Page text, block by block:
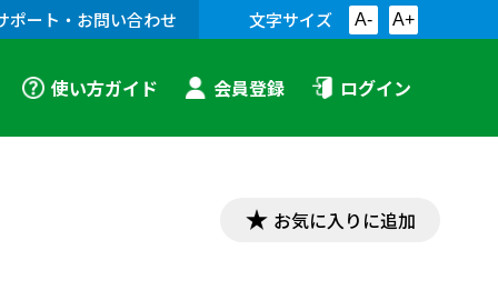
ポート・お問い合わせ 文字サイズ A- A+
使い方ガイド 会員登録 ログイン
お気に入りに追加